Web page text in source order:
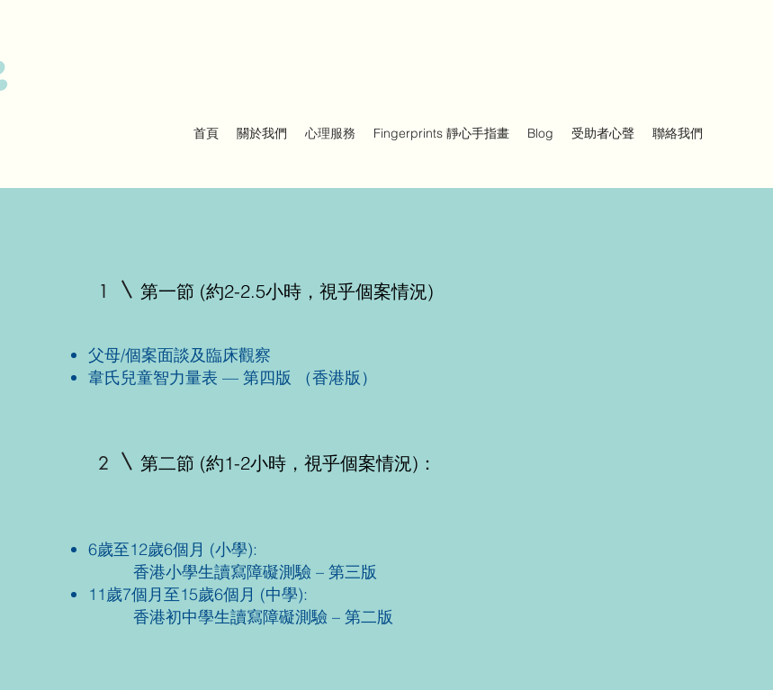
首頁 關於我們 心理服務 Fingerprints 靜心手指畫 Blog 受助者心聲 聯絡我們
1 第一節 (約2-2.5小時，視乎個案情況)
父母/個案面談及臨床觀察
韋氏兒童智力量表 — 第四版 （香港版）​
2 第二節 (約1-2小時，視乎個案情況)：
6歲至12歲6個月 (小學):
香港小學生讀寫障礙測驗 – 第三版
11歲7個月至15歲6個月 (中學):
香港初中學生讀寫障礙測驗 – 第二版